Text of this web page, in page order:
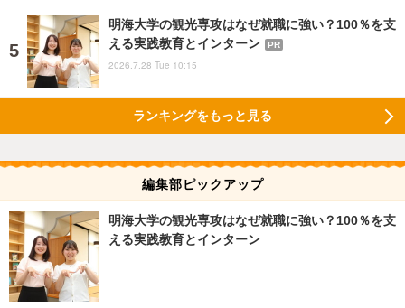
明海大学の観光専攻はなぜ就職に強い？100％を支
える実践教育とインターン
PR
2026.7.28 Tue 10:15
ランキングをもっと見る
編集部ピックアップ
明海大学の観光専攻はなぜ就職に強い？100％を支
える実践教育とインターン